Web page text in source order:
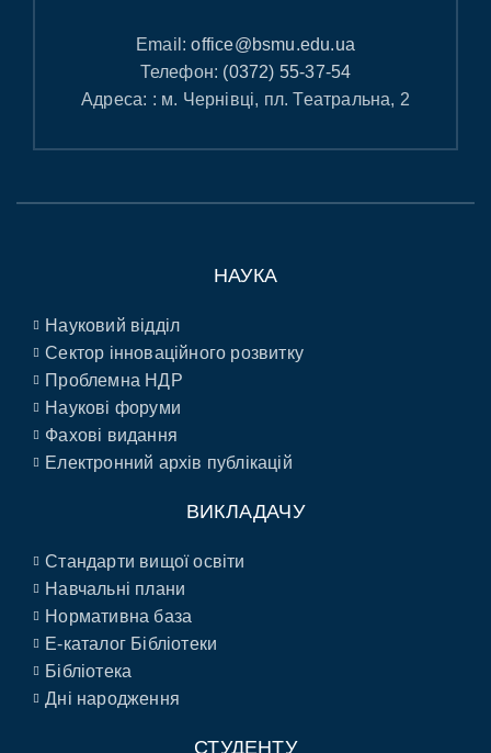
Email:office@bsmu.edu.ua
Телефон: (0372) 55-37-54
Адреса: : м. Чернівці, пл. Театральна, 2
НАУКА
Науковий відділ
Сектор інноваційного розвитку
Проблемна НДР
Наукові форуми
Фахові видання
Електронний архів публікацій
ВИКЛАДАЧУ
Стандарти вищої освіти
Навчальні плани
Нормативна база
E-каталог Бібліотеки
Бібліотека
Дні народження
СТУДЕНТУ